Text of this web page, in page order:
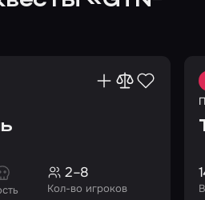
Кол-во игроков
2–8